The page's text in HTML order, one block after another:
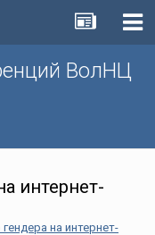
ВолНЦ
интернет-
на интернет-